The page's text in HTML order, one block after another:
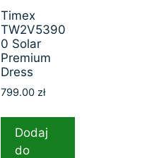
Timex
TW2V5390
0 Solar
Premium
Dress
799.00 zł
Dodaj
do